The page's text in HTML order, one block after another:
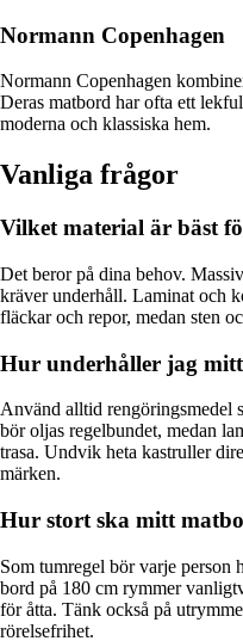
Normann Copenhagen
Normann Copenhagen
Deras matbord har ofta ett
moderna och klassiska hem.
Vanliga frågor
Vilket material är bäst
Det beror på dina behov.
kräver underhåll. Laminat och
fläckar och repor, medan sten
Hur underhåller jag
Använd alltid rengöringsmedel
bör oljas regelbundet, medan
trasa. Undvik heta kastruller
märken.
Hur stort ska mitt
Som tumregel bör varje person
bord på 180 cm rymmer
för åtta. Tänk också på
rörelsefrihet.